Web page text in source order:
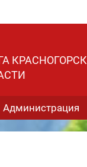
КРАСНОГОРСК
Администрация